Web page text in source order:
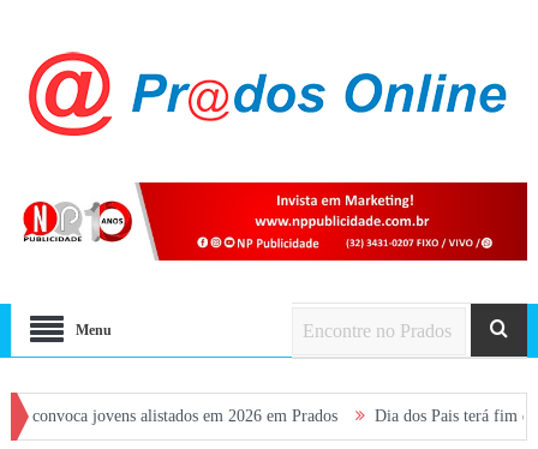
Menu
jovens alistados em 2026 em Prados Dia dos Pais terá fim de semana